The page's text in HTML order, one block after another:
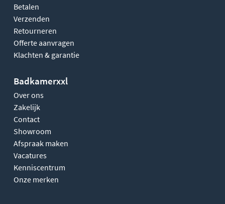
Betalen
Verzenden
Retourneren
Offerte aanvragen
Klachten & garantie
Badkamerxxl
Over ons
Zakelijk
Contact
Showroom
Afspraak maken
Vacatures
Kenniscentrum
Onze merken